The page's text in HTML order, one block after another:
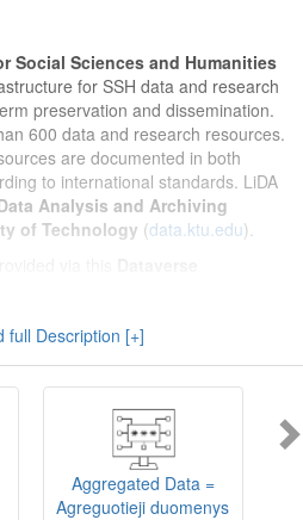
Social Sciences and Humanities
for SSH data and research
preservation and dissemination.
600 data and research resources.
are documented in both
to international standards. LiDA
Analysis and Archiving
of Technology (data.ktu.edu).
types of resources and they
according to the type:Survey Data,
(including Historical Statistics),
(including News Media Studies).
data produced in large national
) as well as social sciences and
Lithuanian science and higher
governmental institutions
full Description [+]
Aggregated Data =
Agreguotieji duomenys